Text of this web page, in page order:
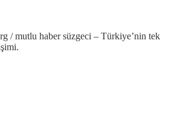
/ mutlu haber süzgeci – Türkiye’nin tek